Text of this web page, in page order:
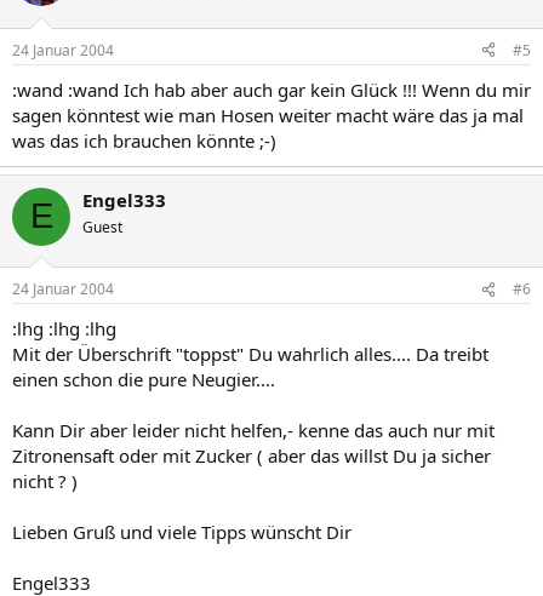
24 Januar 2004 #5
:wand :wand Ich hab aber auch gar kein Glück !!! Wenn du mir
sagen könntest wie man Hosen weiter macht wäre das ja mal
was das ich brauchen könnte ;-)
E Engel333
Guest
24 Januar 2004 #6
:lhg :lhg :lhg
Mit der Überschrift "toppst" Du wahrlich alles.... Da treibt
einen schon die pure Neugier....
Kann Dir aber leider nicht helfen,- kenne das auch nur mit
Zitronensaft oder mit Zucker ( aber das willst Du ja sicher
nicht ? )
Lieben Gruß und viele Tipps wünscht Dir
Engel333